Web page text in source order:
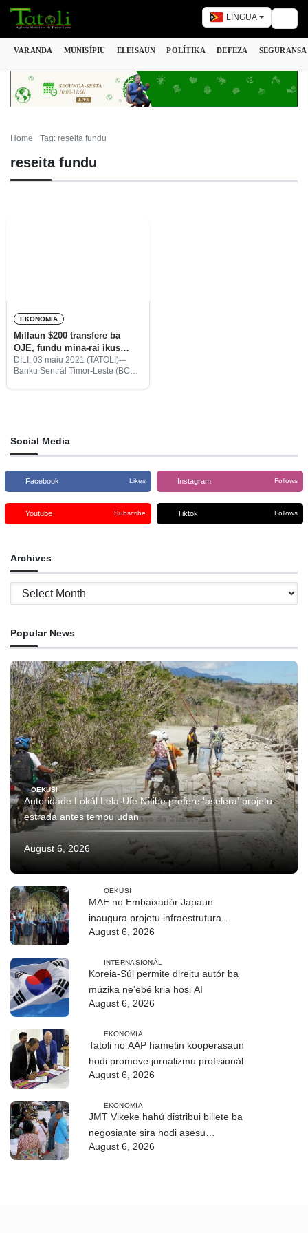
LÍNGUA
VARANDA MUNISÍPIU ELEISAUN POLÍTIKA DEFEZA SEGURANSA
Home Tag: reseita fundu
reseita fundu
EKONOMIA
Millaun $200 transfere ba
OJE, fundu mina-rai ikus
biliaun $18,98
DILI, 03 maiu 2021 (TATOLI)-–
Banku Sentrál Timor-Leste (BCTL,
Social Media
Facebook Likes Instagram Follows
Youtube Subscribe Tiktok Follows
Archives
Archives
Popular News
OEKUSI
Autoridade Lokál Lela-Ufe Nítibe prefere ‘aselera’ projetu
estrada antes tempu udan
August 6, 2026
OEKUSI
MAE no Embaixadór Japaun
inaugura projetu infraestrutura
CIREP 12 iha Nítibe
August 6, 2026
INTERNASIONÁL
Koreia-Súl permite direitu autór ba
múzika ne’ebé kria hosi AI
August 6, 2026
EKONOMIA
Tatoli no AAP hametin kooperasaun
hodi promove jornalizmu profisionál
August 6, 2026
EKONOMIA
JMT Vikeke hahú distribui billete ba
negosiante sira hodi asesu
August 6, 2026